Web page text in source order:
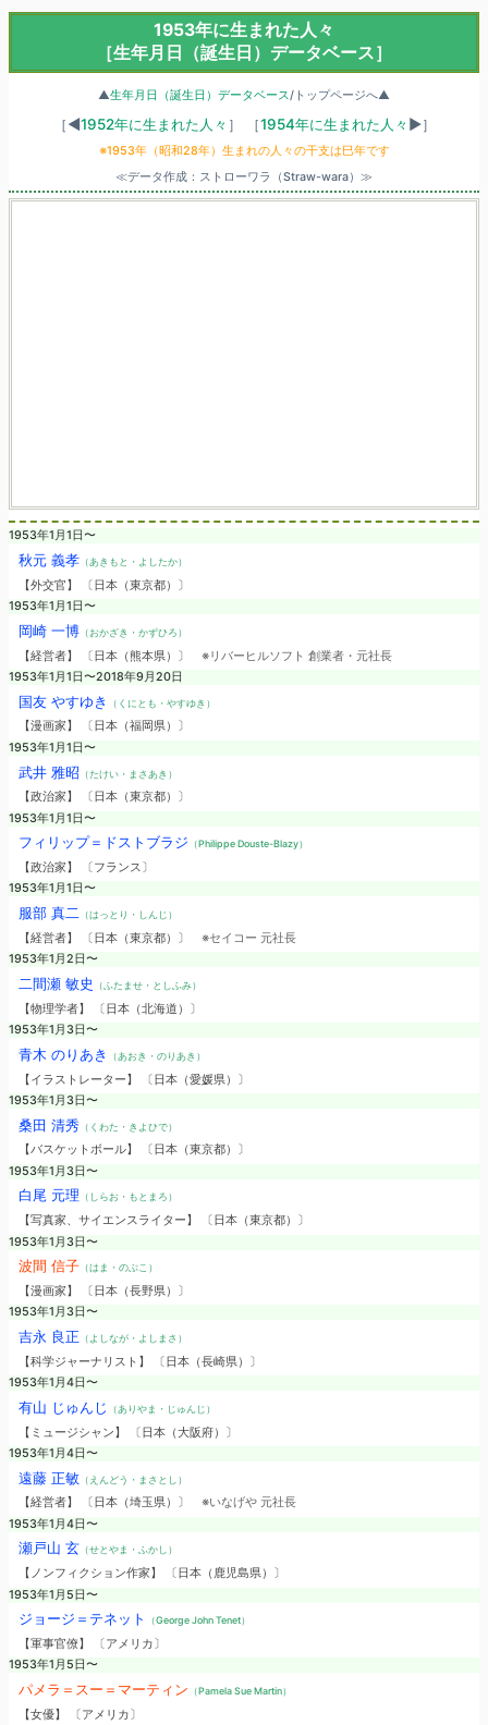
1953年に生まれた人々
［生年月日（誕生日）データベース］
▲生年月日（誕生日）データベース/トップページへ▲
［◀1952年に生まれた人々 ］ ［1954年に生まれた人々 ▶］
※1953年（昭和28年）生まれの人々の干支は巳年です
≪データ作成：ストローワラ（Straw-wara）≫
1953年1月1日〜
秋元 義孝（あきもと・よしたか）
【外交官】 〔日本（東京都）〕
1953年1月1日〜
岡崎 一博（おかざき・かずひろ）
【経営者】 〔日本（熊本県）〕 ※リバーヒルソフト 創業者・元社長
1953年1月1日〜2018年9月20日
国友 やすゆき （くにとも・やすゆき）
【漫画家】 〔日本（福岡県）〕
1953年1月1日〜
武井 雅昭 （たけい・まさあき）
【政治家】 〔日本（東京都）〕
1953年1月1日〜
フィリップ＝ドストブラジ （Philippe Douste-Blazy）
【政治家】 〔フランス〕
1953年1月1日〜
服部 真二 （はっとり・しんじ）
【経営者】 〔日本（東京都）〕 ※セイコー 元社長
1953年1月2日〜
二間瀬 敏史 （ふたませ・としふみ）
【物理学者】 〔日本（北海道）〕
1953年1月3日〜
青木 のりあき （あおき・のりあき）
【イラストレーター】 〔日本（愛媛県）〕
1953年1月3日〜
桑田 清秀 （くわた・きよひで）
【バスケットボール】 〔日本（東京都）〕
1953年1月3日〜
白尾 元理 （しらお・もとまろ）
【写真家、サイエンスライター】 〔日本（東京都）〕
1953年1月3日〜
波間 信子（はま・のぶこ）
【漫画家】 〔日本（長野県）〕
1953年1月3日〜
吉永 良正 （よしなが・よしまさ）
【科学ジャーナリスト】 〔日本（長崎県）〕
1953年1月4日〜
有山 じゅんじ （ありやま・じゅんじ）
【ミュージシャン】 〔日本（大阪府）〕
1953年1月4日〜
遠藤 正敏（えんどう・まさとし）
【経営者】 〔日本（埼玉県）〕 ※いなげや 元社長
1953年1月4日〜
瀬戸山 玄 （せとやま・ふかし）
【ノンフィクション作家】 〔日本（鹿児島県）〕
1953年1月5日〜
ジョージ＝テネット （George John Tenet）
【軍事官僚】 〔アメリカ〕
1953年1月5日〜
パメラ＝スー＝マーティン （Pamela Sue Martin）
【女優】 〔アメリカ〕